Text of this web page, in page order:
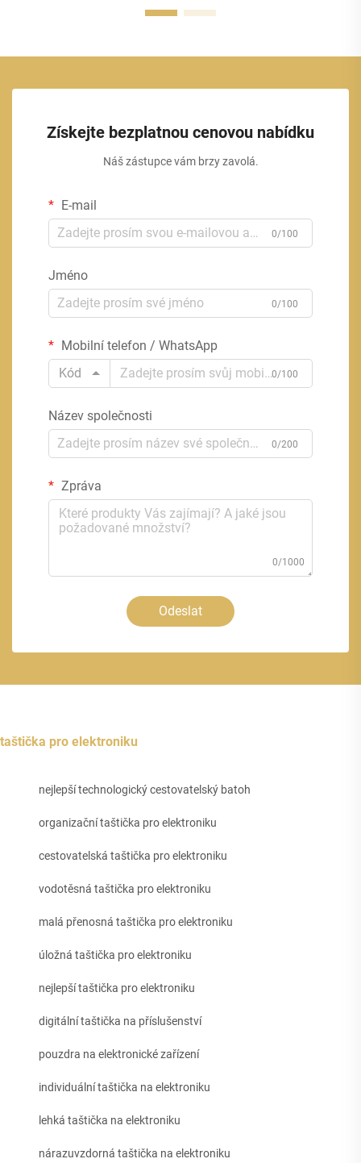
Získejte bezplatnou cenovou nabídku
Náš zástupce vám brzy zavolá.
E-mail
0/100
Jméno
0/100
Mobilní telefon / WhatsApp
Kód
0/100
Název společnosti
0/200
Zpráva
0/1000
Odeslat
taštička pro elektroniku
nejlepší technologický cestovatelský batoh
organizační taštička pro elektroniku
cestovatelská taštička pro elektroniku
vodotěsná taštička pro elektroniku
malá přenosná taštička pro elektroniku
úložná taštička pro elektroniku
nejlepší taštička pro elektroniku
digitální taštička na příslušenství
pouzdra na elektronické zařízení
individuální taštička na elektroniku
lehká taštička na elektroniku
nárazuvzdorná taštička na elektroniku